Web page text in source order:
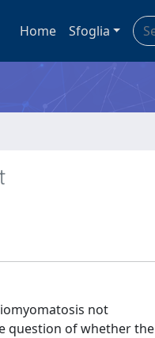
Home Sfoglia
not
question of whether the